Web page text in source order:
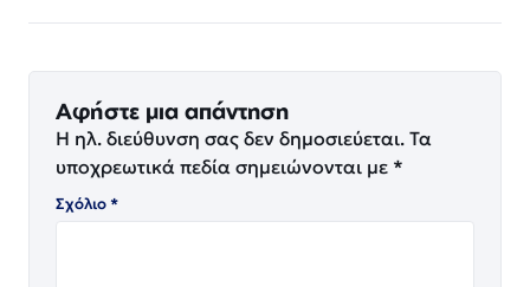
Αφήστε μια απάντηση
Η ηλ. διεύθυνση σας δεν δημοσιεύεται. Τα
υποχρεωτικά πεδία σημειώνονται με *
Σχόλιο*